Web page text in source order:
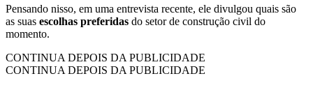
Pensando nisso, em uma entrevista recente, ele divulgou quais são
as suas escolhas preferidas do setor de construção civil do
momento.
CONTINUA DEPOIS DA PUBLICIDADE
CONTINUA DEPOIS DA PUBLICIDADE